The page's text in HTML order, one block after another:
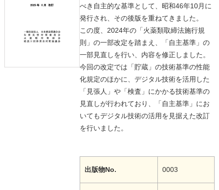
べき自主的な基準として、昭和46年10月に
発行され、その後版を重ねてきました。
この度、2024年の「火薬類取締法施行規
則」の一部改定を踏まえ、「自主基準」の
一部見直しを行い、内容を修正しました。
今回の改定では「貯蔵」の技術基準の性能
化規定のほかに、デジタル技術を活用した
「見張人」や「検査」にかかる技術基準の
見直しが行われており、「自主基準」にお
いてもデジタル技術の活用を見据えた改訂
を行いました。
出版物No. 0003